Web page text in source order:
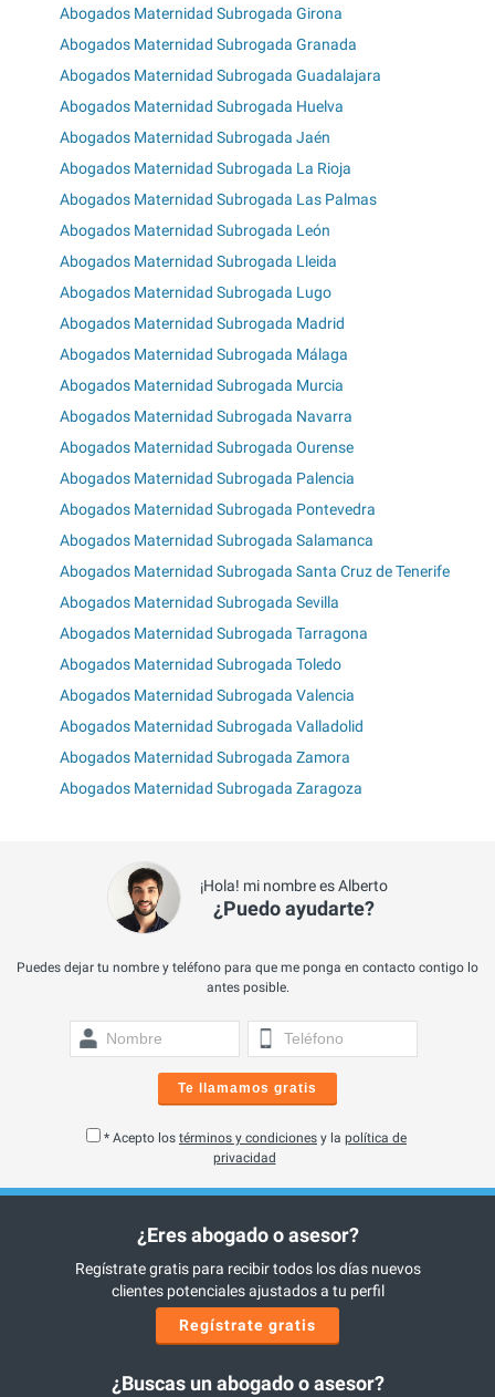
Abogados Maternidad Subrogada Girona
Abogados Maternidad Subrogada Granada
Abogados Maternidad Subrogada Guadalajara
Abogados Maternidad Subrogada Huelva
Abogados Maternidad Subrogada Jaén
Abogados Maternidad Subrogada La Rioja
Abogados Maternidad Subrogada Las Palmas
Abogados Maternidad Subrogada León
Abogados Maternidad Subrogada Lleida
Abogados Maternidad Subrogada Lugo
Abogados Maternidad Subrogada Madrid
Abogados Maternidad Subrogada Málaga
Abogados Maternidad Subrogada Murcia
Abogados Maternidad Subrogada Navarra
Abogados Maternidad Subrogada Ourense
Abogados Maternidad Subrogada Palencia
Abogados Maternidad Subrogada Pontevedra
Abogados Maternidad Subrogada Salamanca
Abogados Maternidad Subrogada Santa Cruz de Tenerife
Abogados Maternidad Subrogada Sevilla
Abogados Maternidad Subrogada Tarragona
Abogados Maternidad Subrogada Toledo
Abogados Maternidad Subrogada Valencia
Abogados Maternidad Subrogada Valladolid
Abogados Maternidad Subrogada Zamora
Abogados Maternidad Subrogada Zaragoza
¡Hola! mi nombre es Alberto
¿Puedo ayudarte?
Puedes dejar tu nombre y teléfono para que me ponga en contacto contigo lo
antes posible.
Te llamamos gratis
* Acepto los términos y condiciones y la política de
privacidad
¿Eres abogado o asesor?
Regístrate gratis para recibir todos los días nuevos
clientes potenciales ajustados a tu perfil
Regístrate gratis
¿Buscas un abogado o asesor?